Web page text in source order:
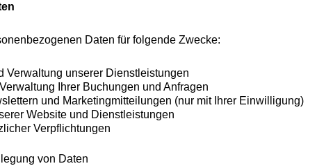
Daten für folgende Zwecke:
Verwaltung unserer Dienstleistungen
Ihrer Buchungen und Anfragen
und Marketingmitteilungen (nur mit Ihrer Einwilligung)
Website und Dienstleistungen
Verpflichtungen
von Daten